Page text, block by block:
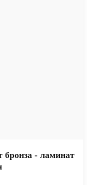
- ламинат